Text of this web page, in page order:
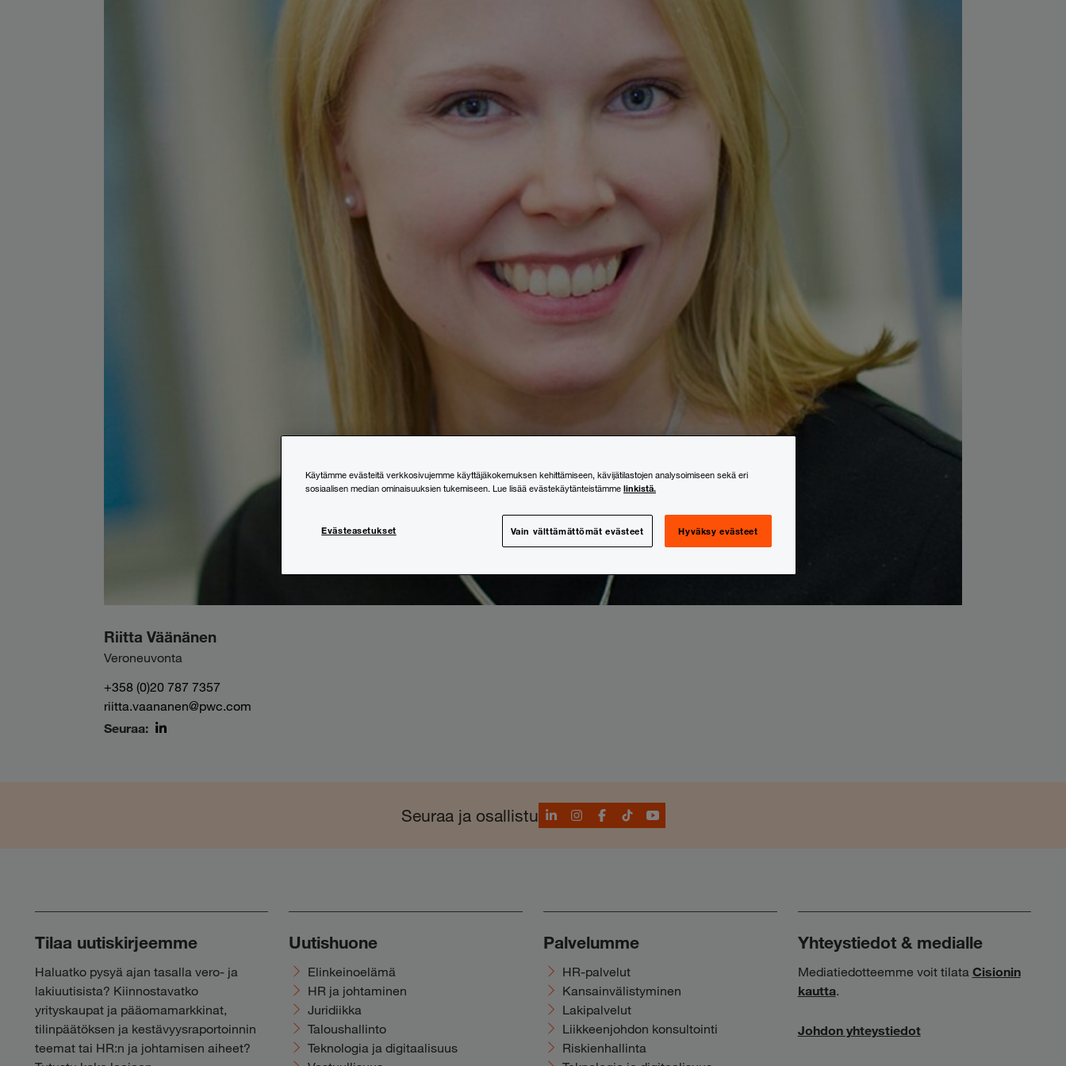
Riitta Väänänen
Veroneuvonta
+358 (0)20 787 7357
riitta.vaananen@pwc.com
Seuraa:
Seuraa ja osallistuLinkedInInstagram
Facebook
TikTokYouTube
Tilaa uutiskirjeemme
Haluatko pysyä ajan tasalla vero- ja
lakiuutisista? Kiinnostavatko
yrityskaupat ja pääomamarkkinat,
tilinpäätöksen ja kestävyysraportoinnin
teemat tai HR:n ja johtamisen aiheet?
Uutishuone
Elinkeinoelämä
HR ja johtaminen
Juridiikka
Taloushallinto
Teknologia ja digitaalisuus
Palvelumme
HR-palvelut
Kansainvälistyminen
Lakipalvelut
Liikkeenjohdon konsultointi
Riskienhallinta
Yhteystiedot & medialle
Mediatiedotteemme voit tilata Cisionin
kautta.
Johdon yhteystiedot
Käytämme evästeitä verkkosivujemme käyttäjäkokemuksen kehittämiseen, kävijätilastojen analysoimiseen sekä eri
sosiaalisen median ominaisuuksien tukemiseen. Lue lisää evästekäytänteistämme linkistä.
Evästeasetukset Vain välttämättömät evästeet Hyväksy evästeet